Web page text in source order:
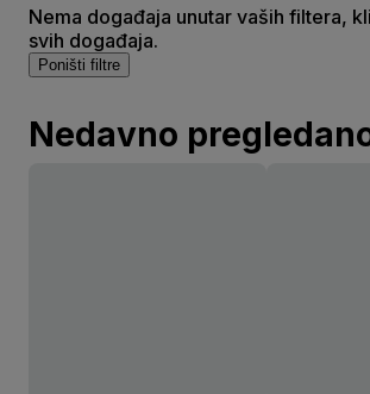
Nema događaja unutar vaših filtera,
svih događaja.
Poništi filtre
Nedavno